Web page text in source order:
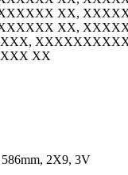
XX,
XX,
XX
2X9, 3V